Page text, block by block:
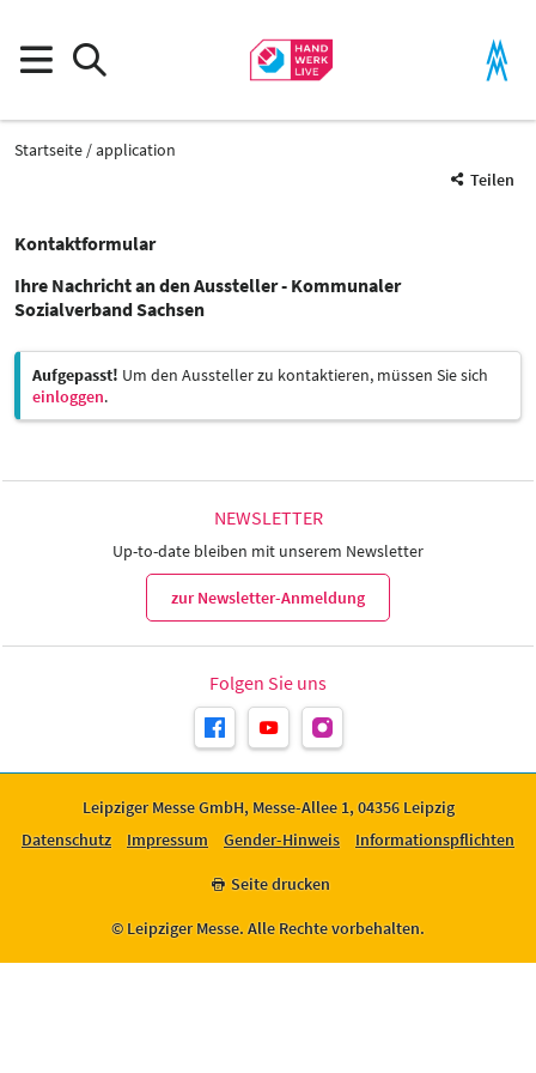
Startseite
application
Teilen
Kontaktformular
Ihre Nachricht an den Aussteller - Kommunaler
Sozialverband Sachsen
Aufgepasst! Um den Aussteller zu kontaktieren, müssen Sie sich
einloggen.
NEWSLETTER
Up-to-date bleiben mit unserem Newsletter
zur Newsletter-Anmeldung
Folgen Sie uns
Leipziger Messe GmbH, Messe-Allee 1, 04356 Leipzig
Datenschutz
Impressum Gender-Hinweis Informationspflichten
Seite drucken
© Leipziger Messe. Alle Rechte vorbehalten.